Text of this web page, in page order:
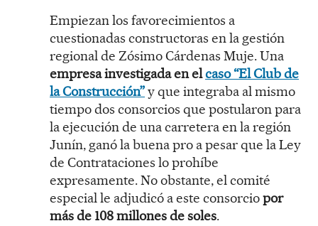
Empiezan los favorecimientos a
cuestionadas constructoras en la gestión
regional de Zósimo Cárdenas Muje. Una
empresa investigada en elcaso “El Club de
la Construcción”y que integraba al mismo
tiempo dos consorcios que postularon para
la ejecución de una carretera en la región
Junín, ganó la buena pro a pesar que la Ley
de Contrataciones lo prohíbe
expresamente. No obstante, el comité
especial le adjudicó a este consorciopor
más de 108 millones de soles.